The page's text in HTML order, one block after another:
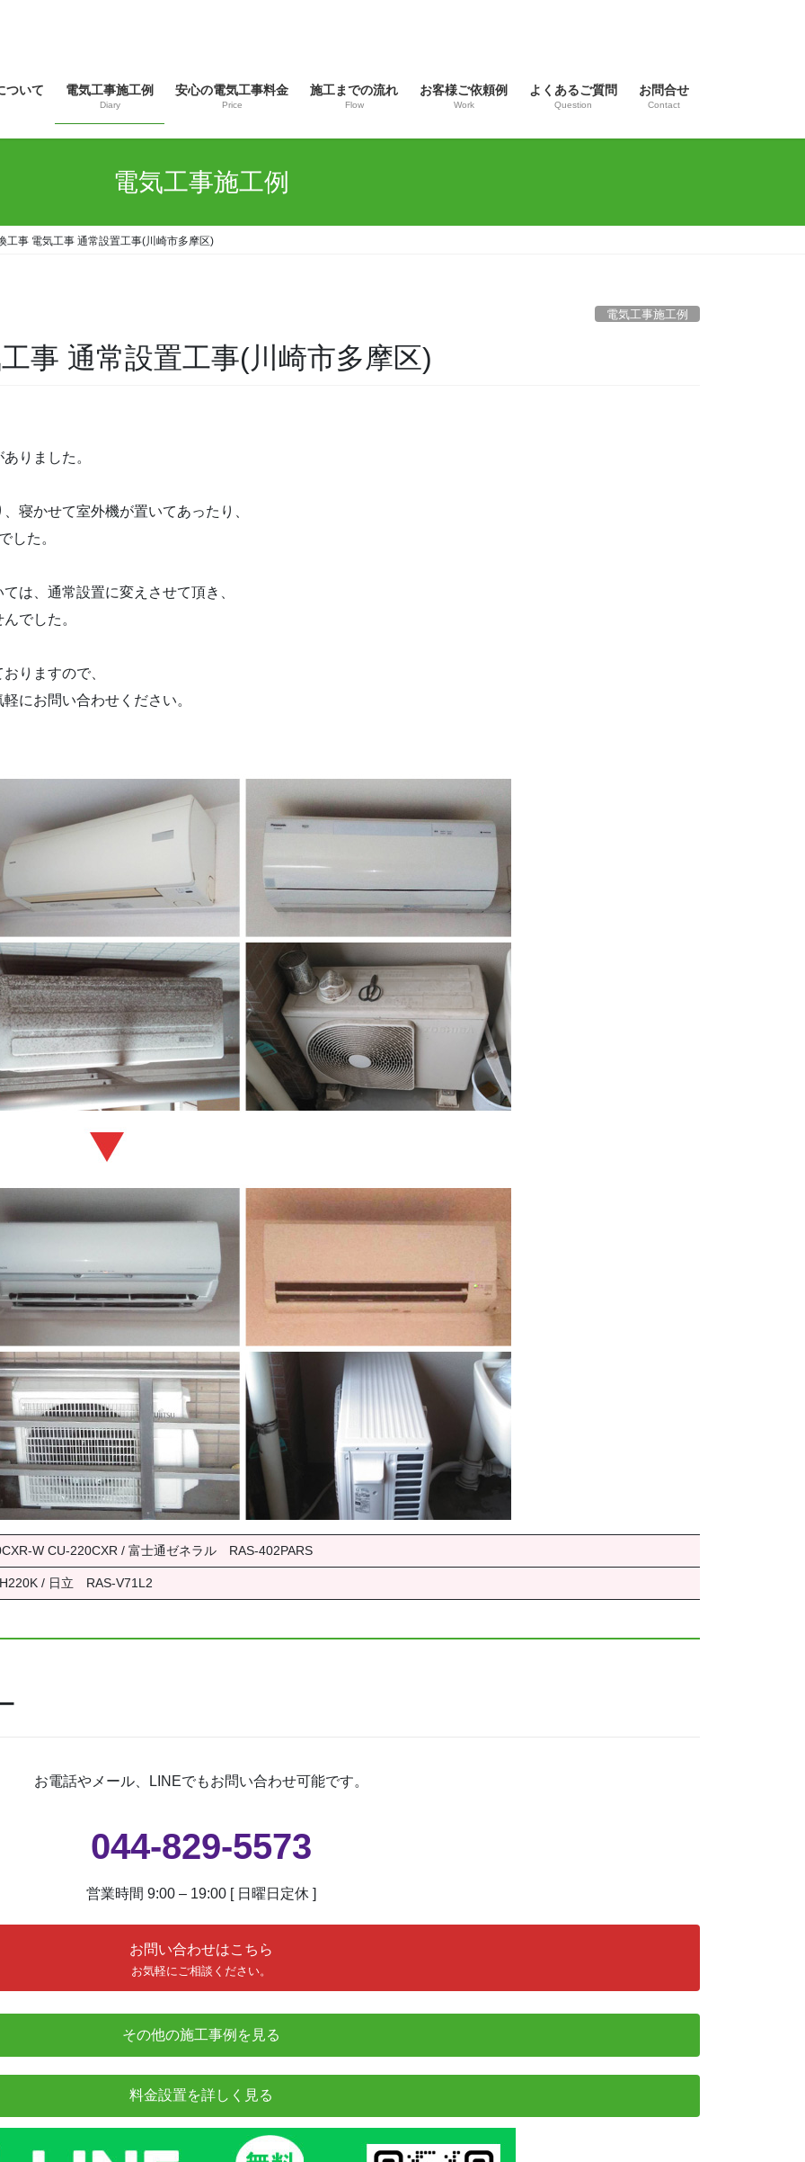
ついて 電気工事施工例
Diary
安心の電気工事料金
Price
施工までの流れ
Flow
お客様ご依頼例
Work
よくあるご質問
Question
お問合せ
Contact
電気工事施工例
工事 電気工事 通常設置工事(川崎市多摩区)
電気工事施工例
事 通常設置工事(川崎市多摩区)
りました。
寝かせて室外機が置いてあったり、
した。
は、通常設置に変えさせて頂き、
でした。
りますので、
にお問い合わせください。
W CU-220CXR / 富士通ゼネラル RAS-402PARS
/ 日立 RAS-V71L2
お電話やメール、LINEでもお問い合わせ可能です。
044-829-5573
営業時間 9:00 – 19:00 [ 日曜日定休 ]
お問い合わせはこちら
お気軽にご相談ください。
その他の施工事例を見る
料金設置を詳しく見る